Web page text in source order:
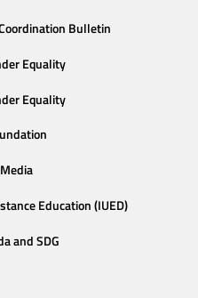
Bulletin
Equality
Equality
Education (IUED)
and SDG